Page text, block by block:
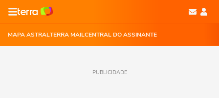
MAPA ASTRALTERRA MAILCENTRAL DO ASSINANTE
PUBLICIDADE